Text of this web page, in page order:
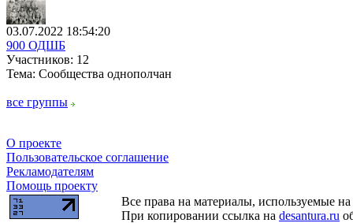
03.07.2022 18:54:20
900 ОДШБ
Участников: 12
Тема: Сообщества однополчан
все группы
О проекте
Пользовательское соглашение
Рекламодателям
Помощь проекту
Все права на материалы, используемые
При копировании ссылка на desantura.ru